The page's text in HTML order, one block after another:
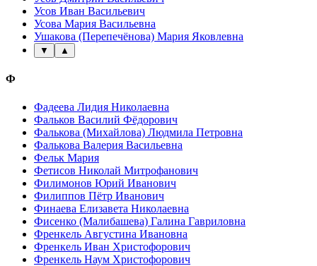
Усов Иван Васильевич
Усова Мария Васильевна
Ушакова (Перепечёнова) Мария Яковлевна
▼ ▲
Ф
Фадеева Лидия Николаевна
Фальков Василий Фёдорович
Фалькова (Михайлова) Людмила Петровна
Фалькова Валерия Васильевна
Фельк Мария
Фетисов Николай Митрофанович
Филимонов Юрий Иванович
Филиппов Пётр Иванович
Финаева Елизавета Николаевна
Фисенко (Малибашева) Галина Гавриловна
Френкель Августина Ивановна
Френкель Иван Христофорович
Френкель Наум Христофорович